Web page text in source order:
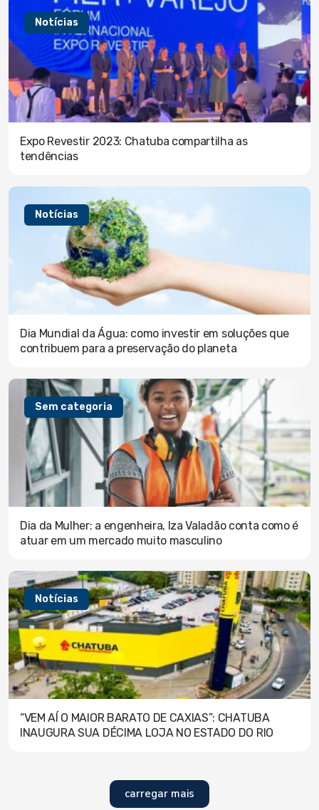
Notícias
Expo Revestir 2023: Chatuba compartilha as
tendências
Notícias
Dia Mundial da Água: como investir em soluções que
contribuem para a preservação do planeta
Sem categoria
Dia da Mulher: a engenheira, Iza Valadão conta como é
atuar em um mercado muito masculino
Notícias
“VEM AÍ O MAIOR BARATO DE CAXIAS”: CHATUBA
INAUGURA SUA DÉCIMA LOJA NO ESTADO DO RIO
carregar mais